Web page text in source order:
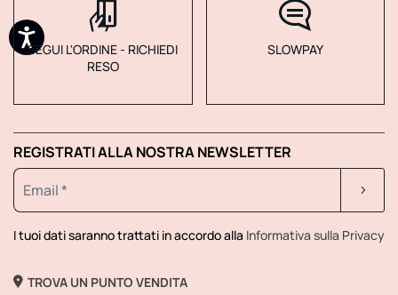
SEGUI L'ORDINE - RICHIEDI
RESO
SLOWPAY
REGISTRATI ALLA NOSTRA NEWSLETTER
I tuoi dati saranno trattati in accordo alla Informativa sulla Privacy
TROVA UN PUNTO VENDITA